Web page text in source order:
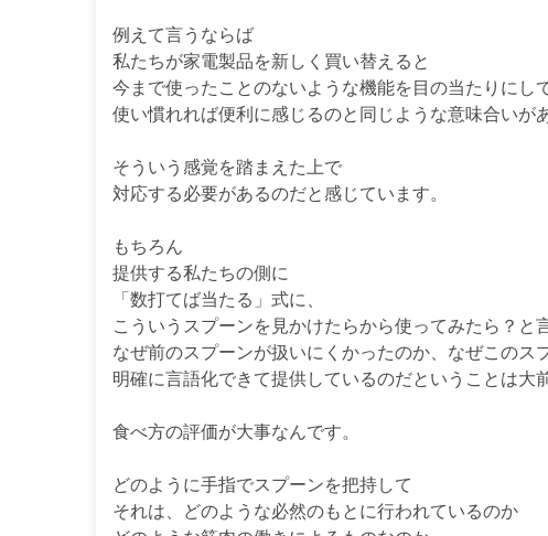
例えて言うならば
私たちが家電製品を新しく買い替えると
今まで使ったことのないような機能を目の当たりにし
使い慣れれば便利に感じるのと同じような意味合いが
そういう感覚を踏まえた上で
対応する必要があるのだと感じています。
もちろん
提供する私たちの側に
「数打てば当たる」式に、
こういうスプーンを見かけたらから使ってみたら？と
なぜ前のスプーンが扱いにくかったのか、なぜこのス
明確に言語化できて提供しているのだということは大
食べ方の評価が大事なんです。
どのように手指でスプーンを把持して
それは、どのような必然のもとに行われているのか